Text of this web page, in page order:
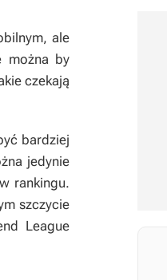
ale
można by
czekają
bardziej
jedynie
rankingu.
szczycie
League